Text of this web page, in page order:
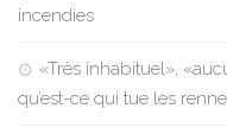
incendies
«Très inhabituel»,
qu’est-ce qui tue les